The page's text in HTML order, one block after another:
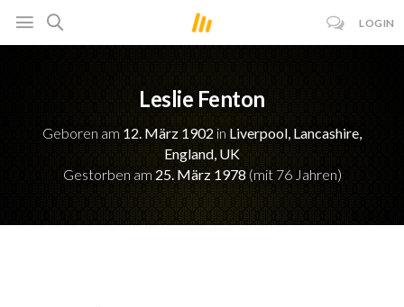
LOGIN
Leslie Fenton
Geboren am 12. März 1902 in Liverpool, Lancashire,
England, UK
Gestorben am 25. März 1978(mit 76 Jahren)